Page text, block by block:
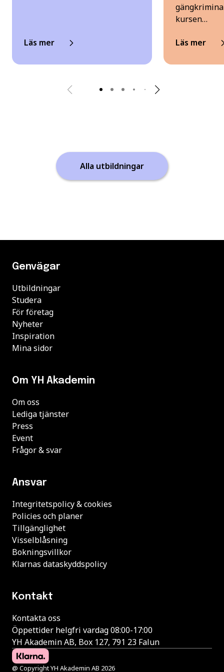
Läs mer
kursen…
Läs mer
Alla utbildningar
Genvägar
Utbildningar
Studera
För företag
Nyheter
Inspiration
Mina sidor
Om YH Akademin
Om oss
Lediga tjänster
Press
Event
Frågor & svar
Ansvar
Integritetspolicy & cookies
Policies och planer
Tillgänglighet
Visselblåsning
Bokningsvillkor
Klarnas dataskyddspolicy
Kontakt
Kontakta oss
Öppettider helgfri vardag 08:00-17:00
YH Akademin AB, Box 127, 791 23 Falun
@ Copyright YH Akademin AB 2026